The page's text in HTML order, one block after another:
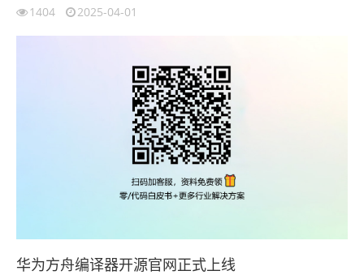
1404 2025-04-01
华为方舟编译器开源官网正式上线